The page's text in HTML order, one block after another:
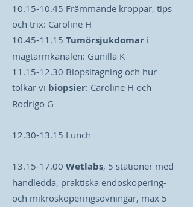
10.15-10.45 Främmande kroppar, tips
och trix: Caroline H
10.45-11.15 Tumörsjukdomar i
magtarmkanalen: Gunilla K
11.15-12.30 Biopsitagning och hur
tolkar vi biopsier: Caroline H och
Rodrigo G
12.30-13.15 Lunch
13.15-17.00 Wetlabs, 5 stationer med
handledda, praktiska endoskopering-
och mikroskoperingsövningar, max 5